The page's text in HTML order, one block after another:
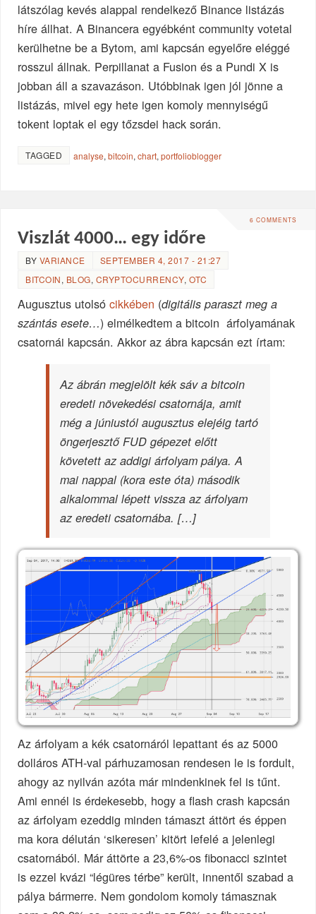
látszólag kevés alappal rendelkező Binance listázás
híre állhat. A Binancera egyébként community votetal
kerülhetne be a Bytom, ami kapcsán egyelőre eléggé
rosszul állnak. Perpillanat a Fusion és a Pundi X is
jobban áll a szavazáson. Utóbbinak igen jól jönne a
listázás, mivel egy hete igen komoly mennyiségű
tokent loptak el egy tőzsdei hack során.
TAGGED analyse,bitcoin,chart,portfolioblogger
6 COMMENTS
Viszlát 4000… egy időre
BY VARIANCE
SEPTEMBER 4, 2017 - 21:27
BITCOIN, BLOG, CRYPTOCURRENCY, OTC
Augusztus utolsócikkében (digitális paraszt meg a
szántás esete…) elmélkedtem a bitcoin árfolyamának
csatornái kapcsán. Akkor az ábra kapcsán ezt írtam:
Az ábrán megjelölt kék sáv a bitcoin
eredeti növekedési csatornája, amit
még a júniustól augusztus elejéig tartó
öngerjesztő FUD gépezet előtt
követett az addigi árfolyam pálya. A
mai nappal (kora este óta) második
alkalommal lépett vissza az árfolyam
az eredeti csatornába. […]
Az árfolyam a kék csatornáról lepattant és az 5000
dolláros ATH-val párhuzamosan rendesen le is fordult,
ahogy az nyilván azóta már mindenkinek fel is tűnt.
Ami ennél is érdekesebb, hogy a flash crash kapcsán
az árfolyam ezeddig minden támaszt áttört és éppen
ma kora délután ‘sikeresen’ kitört lefelé a jelenlegi
csatornából. Már áttörte a 23,6%-os fibonacci szintet
is ezzel kvázi “légüres térbe” került, innentől szabad a
pálya bármerre. Nem gondolom komoly támasznak